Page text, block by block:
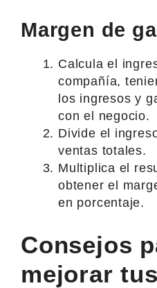
Margen de
Calcula el
compañía,
los ingresos y
con el negocio.
Divide el
ventas totales.
Multiplica el
obtener el
en porcentaje.
Consejos
mejorar